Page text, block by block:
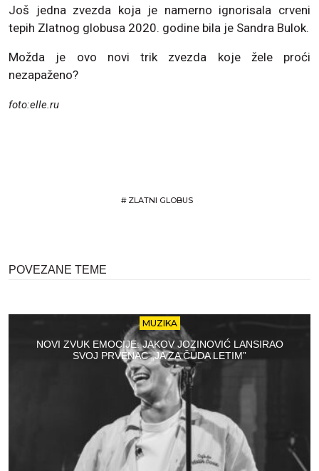
Još jedna zvezda koja je namerno ignorisala crveni
tepih Zlatnog globusa 2020. godine bila je Sandra Bulok.
Možda je ovo novi trik zvezda koje žele proći
nezapaženo?
foto:elle.ru
# ZLATNI GLOBUS
POVEZANE TEME
MUZIKA
NOVI ZVUK EMOCIJE: JAKOV JOZINOVIĆ LANSIRAO
SVOJ PRVENAC „JA ZA ČUDA LETIM”